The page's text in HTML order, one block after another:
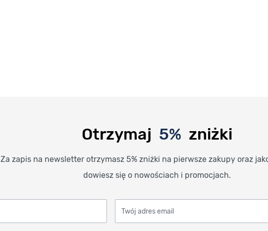
Otrzymaj 5% zniżki
Za zapis na newsletter otrzymasz 5% zniżki na pierwsze zakupy oraz
dowiesz się o nowościach i promocjach.